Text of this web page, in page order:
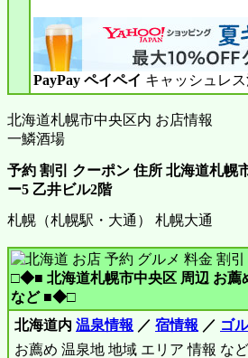
PayPay ペイペイ キャッシュレ
北海道札幌市中央区内 お店情報
一鱗酒場
予約 割引 クーポン 住所 北海道札幌
ー5 乙井ビル2階
札幌（札幌駅・大通） 札幌大通
□◆■ 北海道札幌市中央区 周辺 お薦
など ■◆□
北海道内 温泉情報 ／ 宿情報 ／ ゴ
お薦め 温泉地 地域 エリア 情報 など